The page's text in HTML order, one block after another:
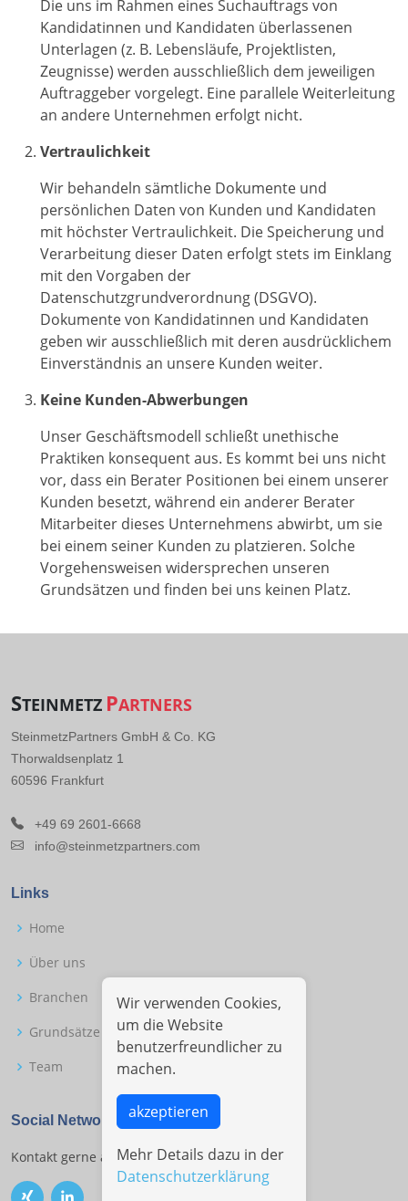
Die uns im Rahmen eines Suchauftrags von
Kandidatinnen und Kandidaten überlassenen
Unterlagen (z. B. Lebensläufe, Projektlisten,
Zeugnisse) werden ausschließlich dem jeweiligen
Auftraggeber vorgelegt. Eine parallele Weiterleitung
an andere Unternehmen erfolgt nicht.
Vertraulichkeit
Wir behandeln sämtliche Dokumente und
persönlichen Daten von Kunden und Kandidaten
mit höchster Vertraulichkeit. Die Speicherung und
Verarbeitung dieser Daten erfolgt stets im Einklang
mit den Vorgaben der
Datenschutzgrundverordnung (DSGVO).
Dokumente von Kandidatinnen und Kandidaten
geben wir ausschließlich mit deren ausdrücklichem
Einverständnis an unsere Kunden weiter.
Keine Kunden-Abwerbungen
Unser Geschäftsmodell schließt unethische
Praktiken konsequent aus. Es kommt bei uns nicht
vor, dass ein Berater Positionen bei einem unserer
Kunden besetzt, während ein anderer Berater
Mitarbeiter dieses Unternehmens abwirbt, um sie
bei einem seiner Kunden zu platzieren. Solche
Vorgehensweisen widersprechen unseren
Grundsätzen und finden bei uns keinen Platz.
Wir verwenden Cookies,
um die Website
benutzerfreundlicher zu
machen.
akzeptieren
Mehr Details dazu in der
Datenschutzerklärung
STEINMETZ PARTNERS
SteinmetzPartners GmbH & Co. KG
Thorwaldsenplatz 1
60596 Frankfurt
+49 69 2601-6668
info@steinmetzpartners.com
Links
Home
Über uns
Branchen
Grundsätze
Team
Social Networks
Kontakt gerne auch in den Social Networks.